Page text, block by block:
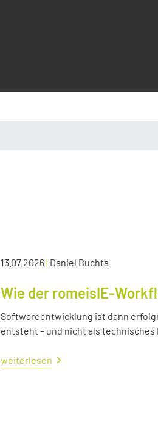
13.07.2026| Daniel Buchta
Wie der romeisIE-
Softwareentwicklung ist dann
entsteht – und nicht als
weiterlesen